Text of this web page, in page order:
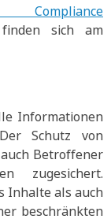
Compliance
finden sich am
Informationen
Schutz von
Betroffener
zugesichert.
Inhalte als auch
beschränkten